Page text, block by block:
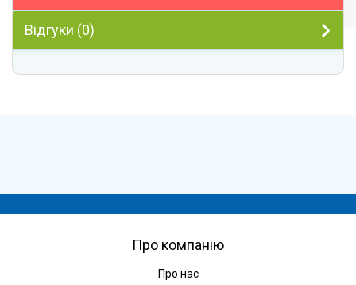
Відгуки (0)
Про компанію
Про нас